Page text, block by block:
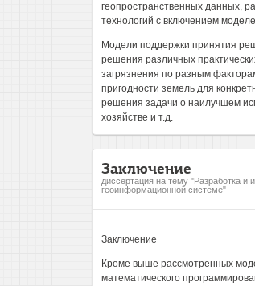
геопространственных данных,
технологий с включением
Модели поддержки принятия
решения различных
загрязнения по разным
пригодности земель для
решения задачи о наилучшем
хозяйстве и т.д.
Заключение
диссертация на тему "Разработка и
геоинформационной системе"
Заключение
Кроме выше рассмотренных
математического